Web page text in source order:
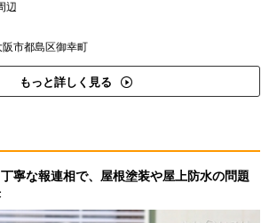
辺
市都島区御幸町
もっと詳しく見る
寧な報連相で、屋根塗装や屋上防水の問題